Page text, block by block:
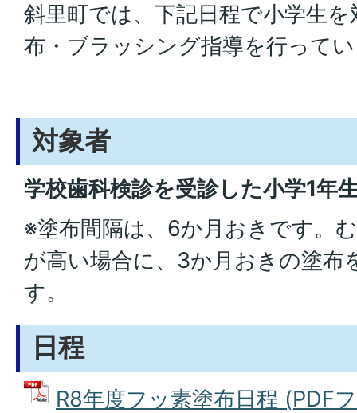
斜里町では、下記日程で小学生
布・ブラッシング指導を行って
対象者
学校歯科検診を受診した小学1年
※塗布間隔は、6か月おきです。
が高い場合に、3か月おきの塗布
す。
日程
R8年度フッ素塗布日程 (PDF